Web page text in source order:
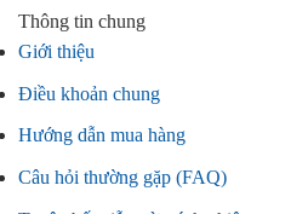
Thông tin chung
Giới thiệu
Điều khoản chung
Hướng dẫn mua hàng
Câu hỏi thường gặp (FAQ)